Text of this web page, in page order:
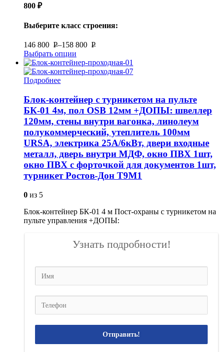
800 ₽
Выберите класс строения:
146 800 Р–158 800 Р
Выбрать опции
Подробнее
Блок-контейнер с турникетом на пульте
БК-01 4м, пол OSB 12мм +ДОПЫ: швеллер
120мм, стены внутри вагонка, линолеум
полукоммерческий, утеплитель 100мм
URSA, электрика 25А/6кВт, двери входные
металл, дверь внутри МДФ, окно ПВХ 1шт,
окно ПВХ с форточкой для документов 1шт,
турникет Ростов-Дон Т9М1
0 из 5
Блок-контейнер БК-01 4 м Пост-охраны с турникетом на
пульте управления +ДОПЫ:
Узнать подробности!
Отправить!